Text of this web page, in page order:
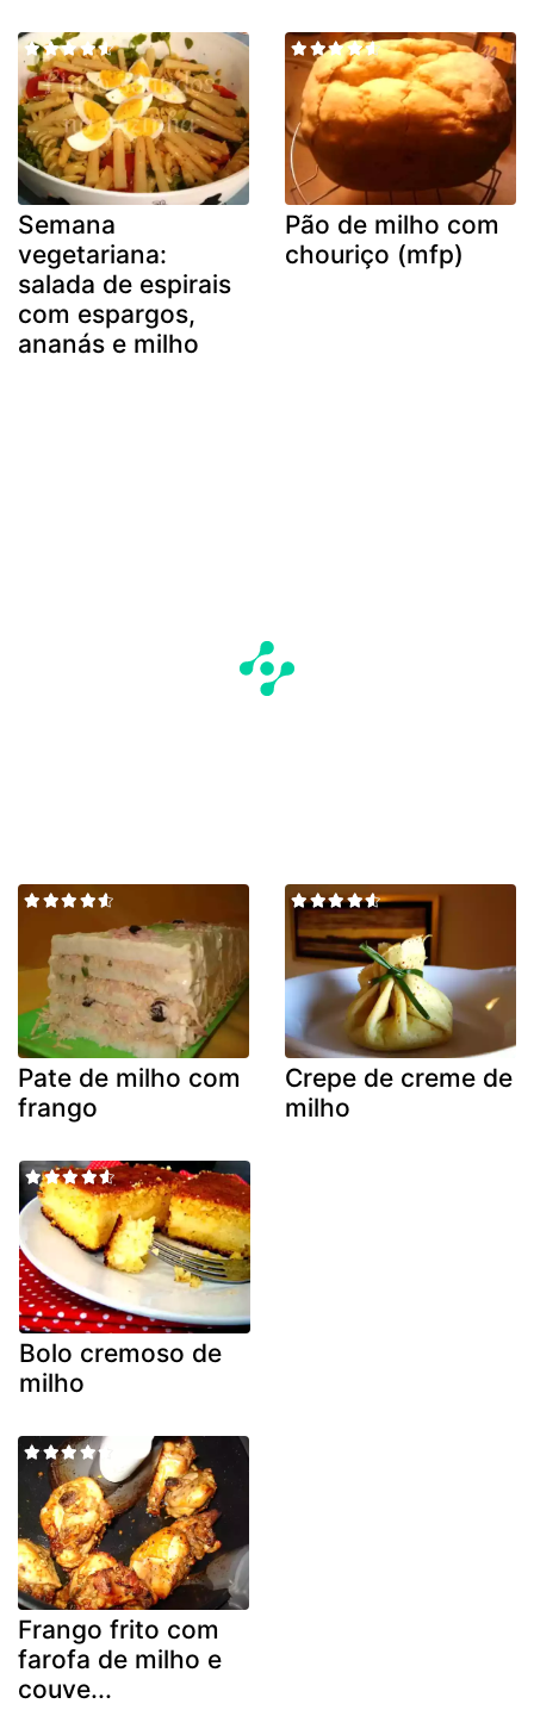
Semana
vegetariana:
salada de espirais
com espargos,
ananás e milho
Pão de milho com
chouriço (mfp)
Pate de milho com
frango
Crepe de creme de
milho
Bolo cremoso de
milho
Frango frito com
farofa de milho e
couve...